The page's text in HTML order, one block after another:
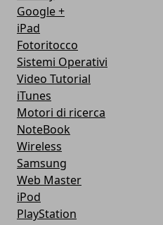
Google +
iPad
Fotoritocco
Sistemi Operativi
Video Tutorial
iTunes
Motori di ricerca
NoteBook
Wireless
Samsung
Web Master
iPod
PlayStation